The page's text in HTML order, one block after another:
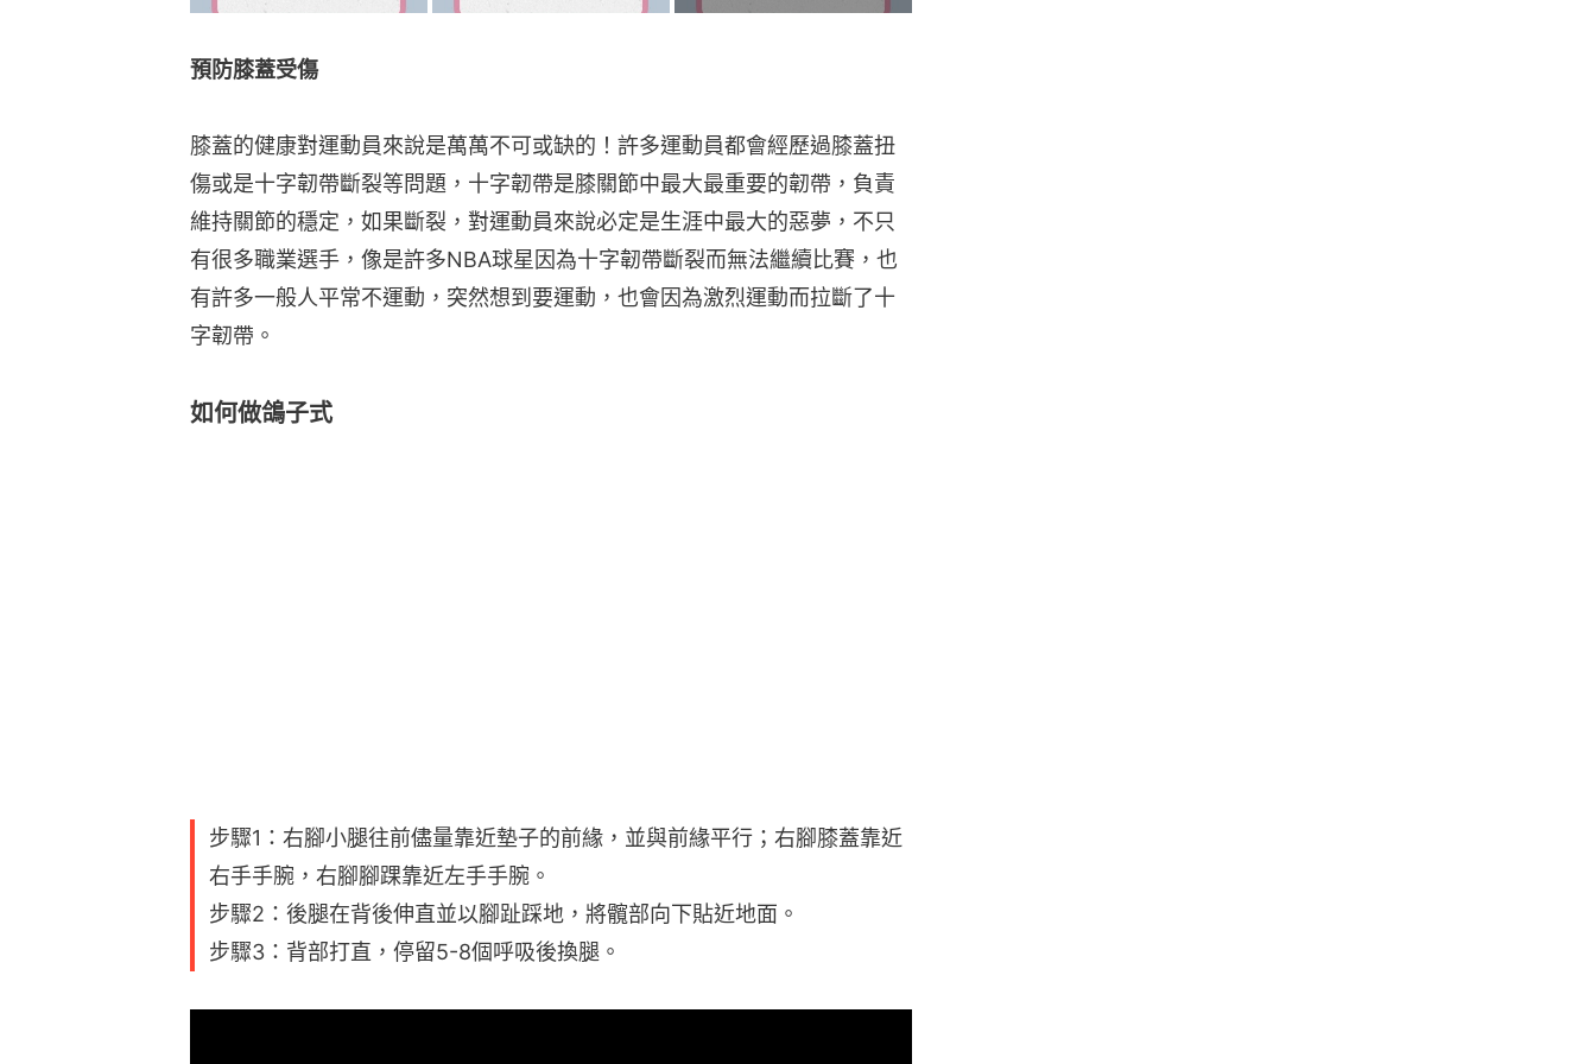
預防膝蓋受傷
膝蓋的健康對運動員來說是萬萬不可或缺的！許多運動員都會經歷過膝蓋扭
傷或是十字韌帶斷裂等問題，十字韌帶是膝關節中最大最重要的韌帶，負責
維持關節的穩定，如果斷裂，對運動員來說必定是生涯中最大的惡夢，不只
有很多職業選手，像是許多NBA球星因為十字韌帶斷裂而無法繼續比賽，也
有許多一般人平常不運動，突然想到要運動，也會因為激烈運動而拉斷了十
字韌帶。
如何做鴿子式
步驟1：右腳小腿往前儘量靠近墊子的前緣，並與前緣平行；右腳膝蓋靠近
右手手腕，右腳腳踝靠近左手手腕。
步驟2：後腿在背後伸直並以腳趾踩地，將髖部向下貼近地面。
步驟3：背部打直，停留5-8個呼吸後換腿。